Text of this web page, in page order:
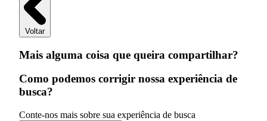
Voltar
Mais alguma coisa que queira compartilhar?
Como podemos corrigir nossa experiência de
busca?
Conte-nos mais sobre sua experiência de busca